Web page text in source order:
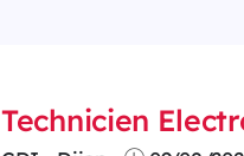
Technicien